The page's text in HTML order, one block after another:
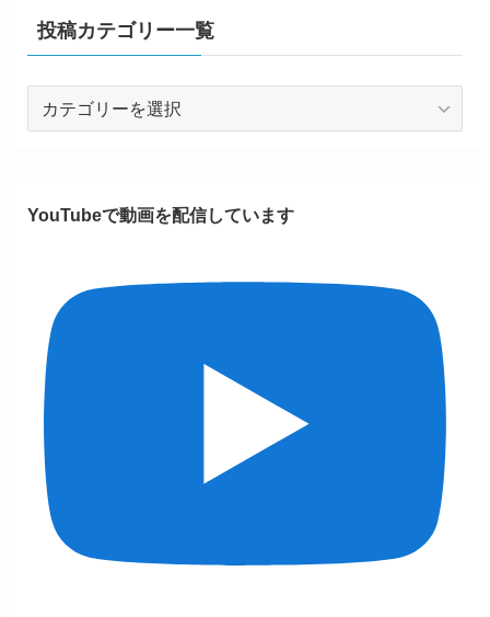
投稿カテゴリー一覧
ゴ
YouTubeで動画を配信しています